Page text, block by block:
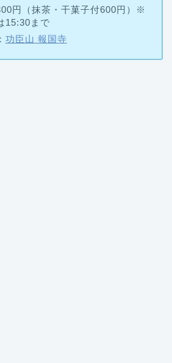
円（抹茶・干菓子付600円）※
15:30まで
功臣山 報国寺